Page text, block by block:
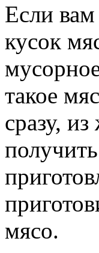
Если
кусок
такое
сразу,
мясо.